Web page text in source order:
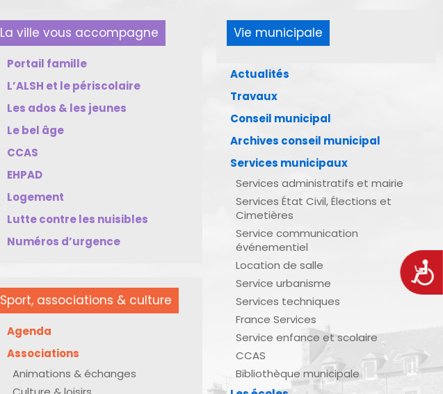
La ville vous accompagne
Portail famille
L’ALSH et le périscolaire
Les ados & les jeunes
Le bel âge
CCAS
EHPAD
Logement
Lutte contre les nuisibles
Numéros d’urgence
Sport, associations & culture
Agenda
Associations
Animations & échanges
Vie municipale
Actualités
Travaux
Conseil municipal
Archives conseil municipal
Services municipaux
Services administratifs et mairie
Services État Civil, Élections et
Cimetières
Service communication
événementiel
Location de salle
Service urbanisme
Services techniques
France Services
Service enfance et scolaire
CCAS
Bibliothèque municipale